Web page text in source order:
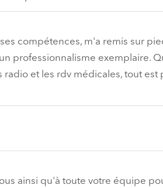
compétences, m'a remis sur
professionnalisme exemplaire.
et les rdv médicales, tout est
ainsi qu'à toute votre équipe